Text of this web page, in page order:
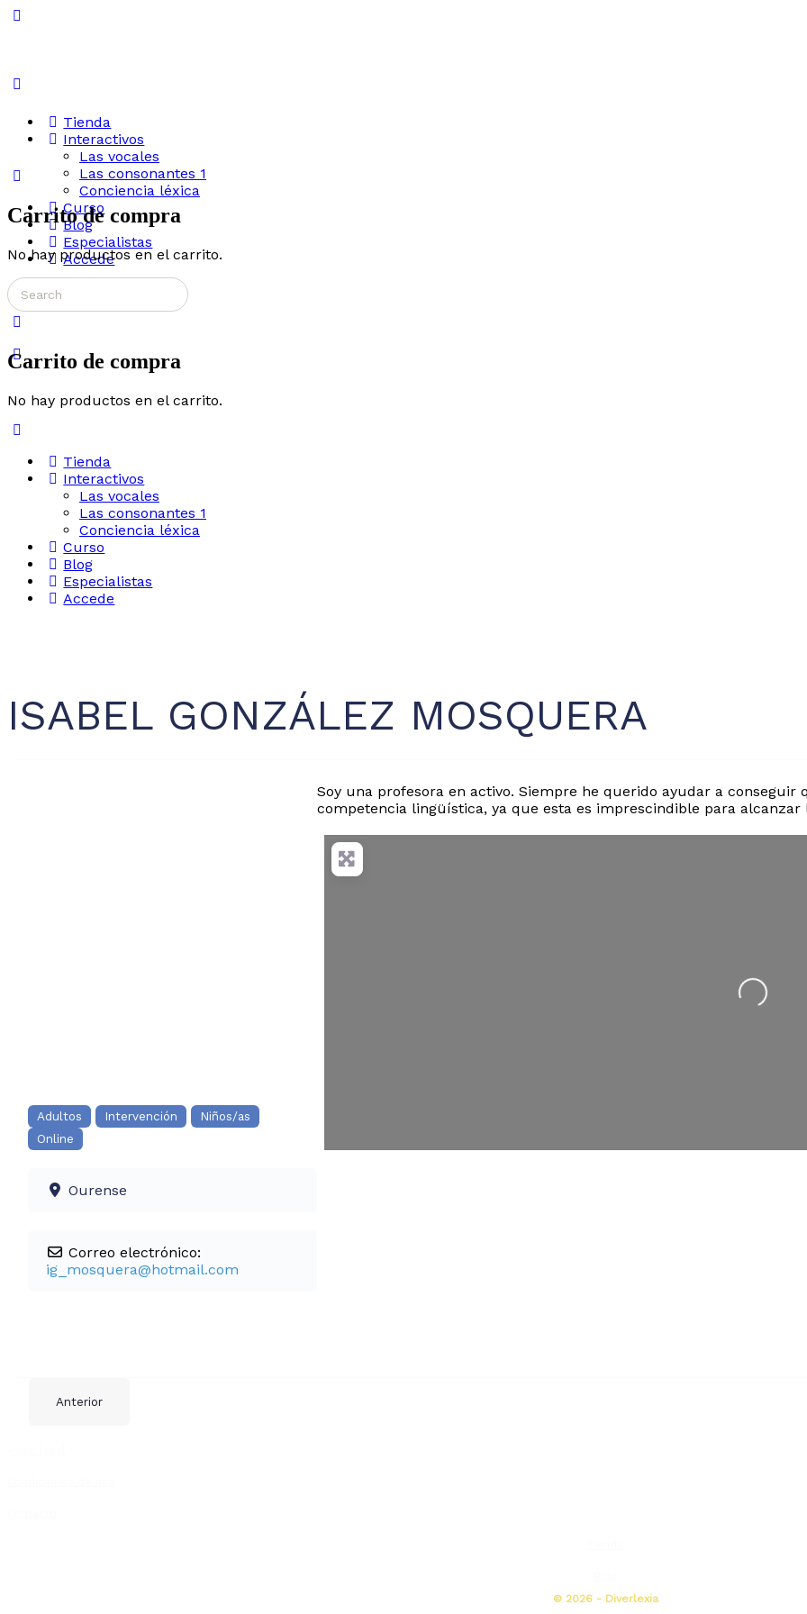
Tienda
Interactivos
Las vocales
Las consonantes 1
Conciencia léxica
Curso
Blog
Especialistas
Accede
More
options
Carrito de compra
No hay productos en el carrito.
Carrito de compra
No hay productos en el carrito.
Search
for:
Tienda
Interactivos
Las vocales
Las consonantes 1
Conciencia léxica
Curso
Blog
Especialistas
Accede
ISABEL GONZÁLEZ MOSQUERA
Adultos Intervención
Niños/as
Online
Ourense
Correo electrónico:
ig_mosquera@hotmail.com
Soy una profesora en activo. Siempre he querido ayudar a
competencia lingüística, ya que esta es imprescindible para alcanzar
Cargando…
Anterior
© 2026 - Diverlexia